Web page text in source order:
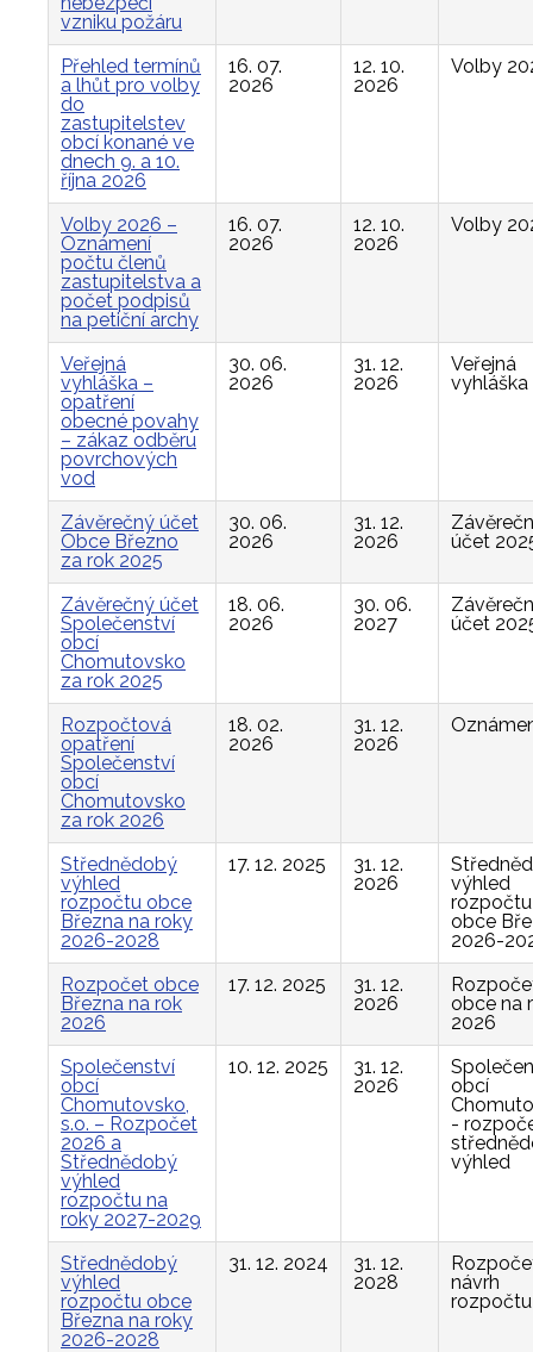
vzniku požáru
Přehled termínů
a lhůt pro volby
do
zastupitelstev
obcí konané ve
dnech 9. a 10.
října 2026
16. 07.
2026
12. 10.
2026
Volby
Volby 2026 –
Oznámení
počtu členů
zastupitelstva a
počet podpisů
na petiční archy
16. 07.
2026
12. 10.
2026
Volby
Veřejná
vyhláška –
opatření
obecné povahy
– zákaz odběru
povrchových
vod
30. 06.
2026
31. 12.
2026
Veřejná
vyhláška
Závěrečný účet
Obce Březno
za rok 2025
30. 06.
2026
31. 12.
2026
účet
Závěrečný účet
Společenství
obcí
Chomutovsko
za rok 2025
18. 06.
2026
30. 06.
2027
účet
Rozpočtová
opatření
Společenství
obcí
Chomutovsko
za rok 2026
18. 02.
2026
31. 12.
2026
Střednědobý
výhled
rozpočtu obce
Března na roky
2026-2028
17. 12. 2025
31. 12.
2026
výhled
rozpočtu
obce
2026-
Rozpočet obce
Března na rok
2026
17. 12. 2025
31. 12.
2026
obce na
2026
Společenství
obcí
Chomutovsko,
s.o. – Rozpočet
2026 a
Střednědobý
výhled
rozpočtu na
roky 2027-2029
10. 12. 2025
31. 12.
2026
obcí
-
výhled
Střednědobý
výhled
rozpočtu obce
Března na roky
2026-2028
31. 12. 2024
31. 12.
2028
návrh
rozpočtu